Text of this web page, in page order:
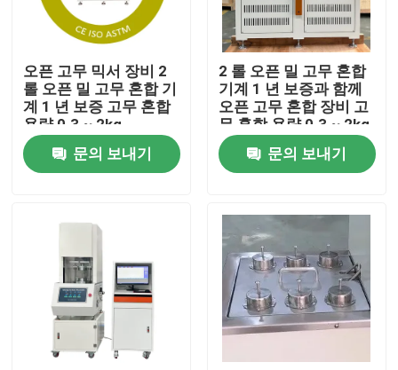
회사 소개
공장 견학
품질 관리
케이스
실험실 테스팅 기계
오픈 고무 믹서 장비 2
롤 오픈 밀 고무 혼합 기
계 1 년 보증 고무 혼합
용량 0.3 ~ 2kg
문의 보내기
2 롤 오픈 밀 고무 혼합
기계 1 년 보증과 함께
오픈 고무 혼합 장비 고
무 혼합 용량 0.3 ~ 2kg
문의 보내기